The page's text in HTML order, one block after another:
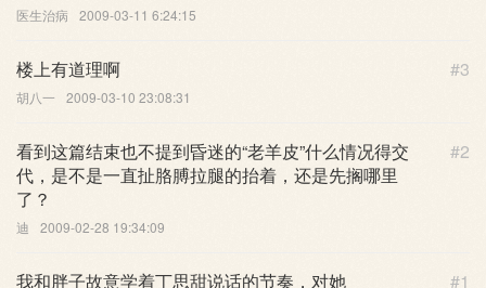
医生治病 2009-03-11 6:24:15
#3
楼上有道理啊
胡八一 2009-03-10 23:08:31
#2
看到这篇结束也不提到昏迷的“老羊皮”什么情况得交
代，是不是一直扯胳膊拉腿的抬着，还是先搁哪里
了？
迪 2009-02-28 19:34:09
#1
我和胖子故意学着丁思甜说话的节奏，对她